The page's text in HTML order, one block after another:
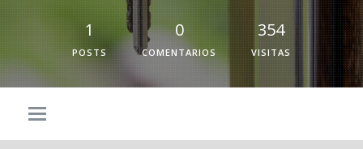
1
POSTS
0
COMENTARIOS
354
VISITAS